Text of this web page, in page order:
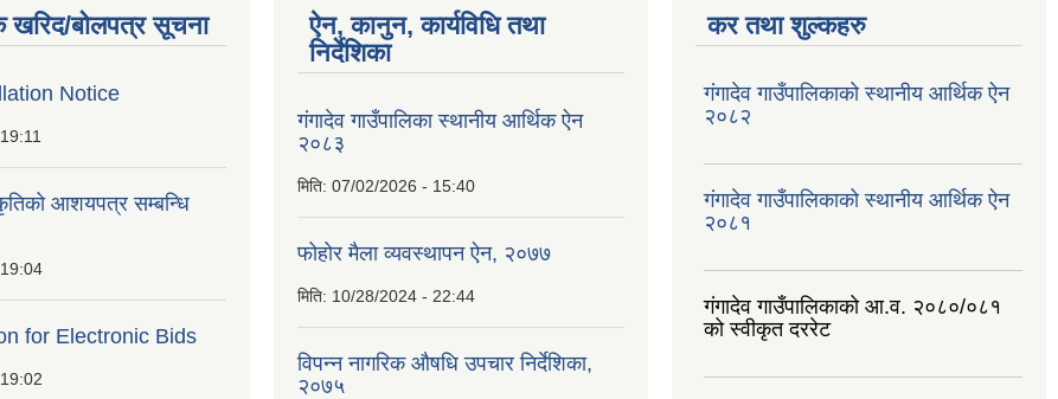
खरिद/बोलपत्र सूचना
Notice
आशयपत्र सम्बन्धि
for Electronic Bids
ऐन, कानुन, कार्यविधि तथा
निर्देशिका
गंगादेव गाउँपालिका स्थानीय आर्थिक ऐन
२०८३
मिति: 07/02/2026 - 15:40
फोहोर मैला व्यवस्थापन ऐन, २०७७
मिति: 10/28/2024 - 22:44
विपन्न नागरिक औषधि उपचार निर्देशिका,
२०७५
कर तथा शुल्कहरु
गंगादेव गाउँपालिकाको स्थानीय आर्थिक ऐन
२०८२
गंगादेव गाउँपालिकाको स्थानीय आर्थिक ऐन
२०८१
गंगादेव गाउँपालिकाको आ.व. २०८०/०८१
को स्वीकृत दररेट